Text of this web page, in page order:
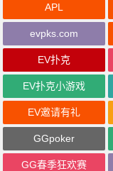
APL
evpks.com
EV扑克
EV扑克小游戏
EV邀请有礼
GGpoker
GG春季狂欢赛